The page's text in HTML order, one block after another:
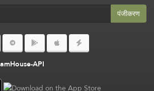
पंजीकरण
API